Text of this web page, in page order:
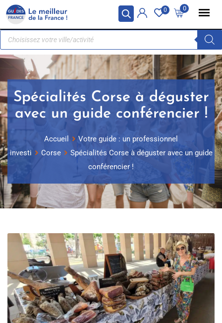
Panneau de gestion des cookies 0
0
Spécialités Corse à déguster
avec un guide conférencier !
Accueil
Votre guide : un professionnel
investi
Corse
Spécialités Corse à déguster avec un guide
conférencier !